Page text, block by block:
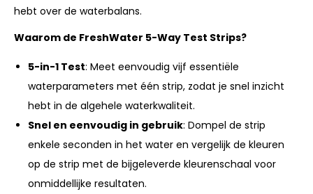
hebt over de waterbalans.
Waarom de FreshWater 5-Way Test Strips?
5-in-1 Test: Meet eenvoudig vijf essentiële
waterparameters met één strip, zodat je snel inzicht
hebt in de algehele waterkwaliteit.
Snel en eenvoudig in gebruik: Dompel de strip
enkele seconden in het water en vergelijk de kleuren
op de strip met de bijgeleverde kleurenschaal voor
onmiddellijke resultaten.